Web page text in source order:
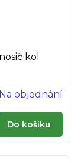
kol
Na objednání
Do košíku